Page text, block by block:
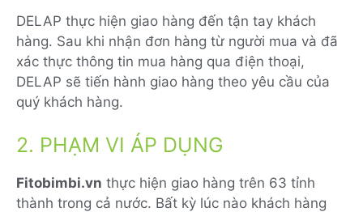
DELAP thực hiện giao hàng đến tận tay khách
hàng. Sau khi nhận đơn hàng từ người mua và đã
xác thực thông tin mua hàng qua điện thoại,
DELAP sẽ tiến hành giao hàng theo yêu cầu của
quý khách hàng.
2. PHẠM VI ÁP DỤNG
Fitobimbi.vn thực hiện giao hàng trên 63 tỉnh
thành trong cả nước. Bất kỳ lúc nào khách hàng